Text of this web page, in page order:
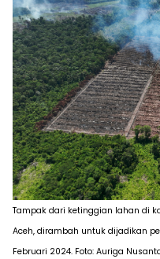
Tampak dari ketinggian lahan di
Aceh, dirambah untuk dijadikan
Februari 2024. Foto: Auriga